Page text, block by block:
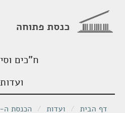
כנסת פתוחה
ח"כים
ועדות
דף הבית / ועדות / הכנסת ה-18